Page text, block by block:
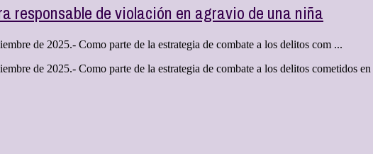
responsable de violación en agravio de una niña
de 2025.- Como parte de la estrategia de combate a los delitos com ...
de 2025.- Como parte de la estrategia de combate a los delitos cometidos